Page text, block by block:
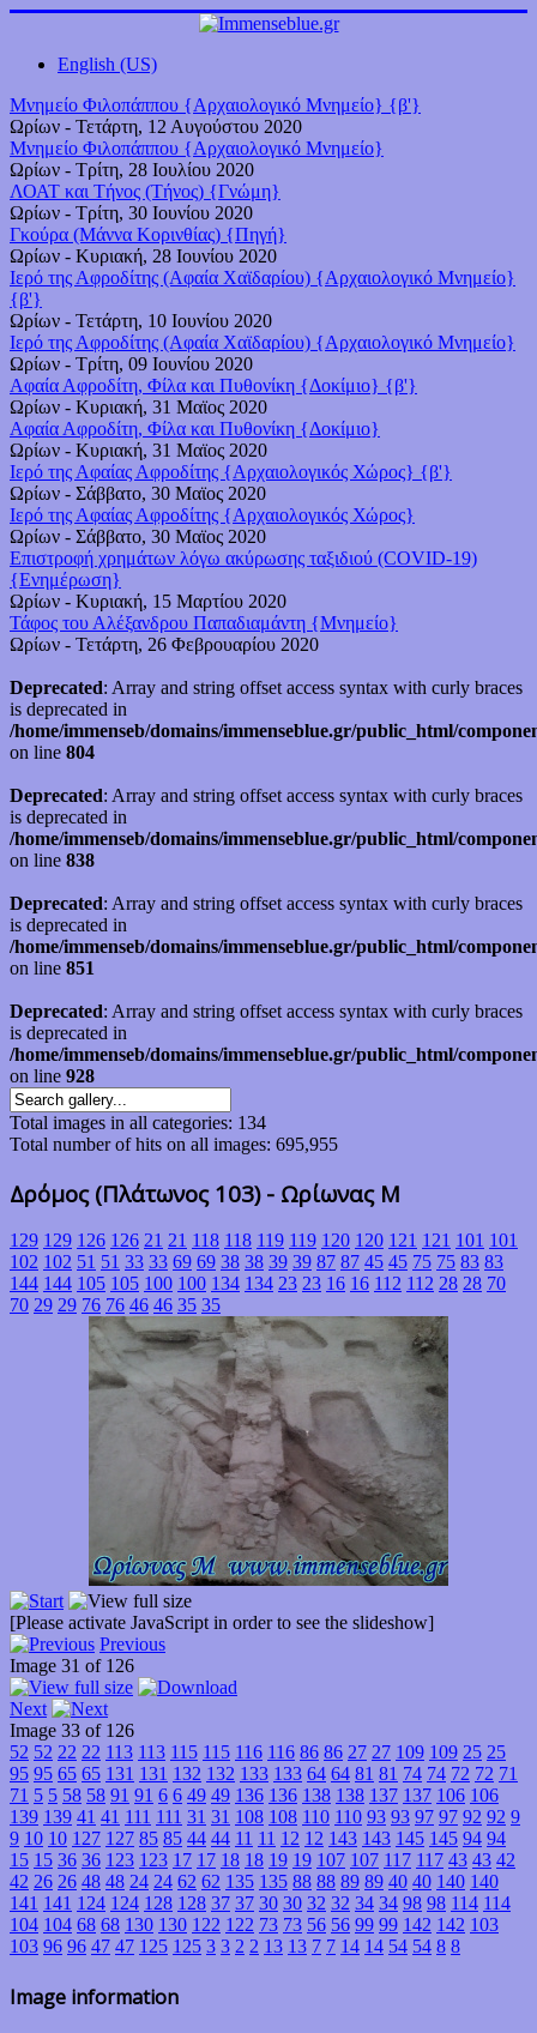
English (US)
Μνημείο Φιλοπάππου {Αρχαιολογικό Μνημείο} {β'}
Ωρίων - Τετάρτη, 12 Αυγούστου 2020
Μνημείο Φιλοπάππου {Αρχαιολογικό Μνημείο}
Ωρίων - Τρίτη, 28 Ιουλίου 2020
ΛΟΑΤ και Τήνος (Τήνος) {Γνώμη}
Ωρίων - Τρίτη, 30 Ιουνίου 2020
Γκούρα (Μάννα Κορινθίας) {Πηγή}
Ωρίων - Κυριακή, 28 Ιουνίου 2020
Ιερό της Αφροδίτης (Αφαία Χαϊδαρίου) {Αρχαιολογικό Μνημείο}
{β'}
Ωρίων - Τετάρτη, 10 Ιουνίου 2020
Ιερό της Αφροδίτης (Αφαία Χαϊδαρίου) {Αρχαιολογικό Μνημείο}
Ωρίων - Τρίτη, 09 Ιουνίου 2020
Αφαία Αφροδίτη, Φίλα και Πυθονίκη {Δοκίμιο} {β'}
Ωρίων - Κυριακή, 31 Μαϊος 2020
Αφαία Αφροδίτη, Φίλα και Πυθονίκη {Δοκίμιο}
Ωρίων - Κυριακή, 31 Μαϊος 2020
Ιερό της Αφαίας Αφροδίτης {Αρχαιολογικός Χώρος} {β'}
Ωρίων - Σάββατο, 30 Μαϊος 2020
Ιερό της Αφαίας Αφροδίτης {Αρχαιολογικός Χώρος}
Ωρίων - Σάββατο, 30 Μαϊος 2020
Επιστροφή χρημάτων λόγω ακύρωσης ταξιδιού (COVID-19)
{Ενημέρωση}
Ωρίων - Κυριακή, 15 Μαρτίου 2020
Τάφος του Αλέξανδρου Παπαδιαμάντη {Μνημείο}
Ωρίων - Τετάρτη, 26 Φεβρουαρίου 2020
Deprecated: Array and string offset access syntax with curly braces
is deprecated in
/home/immenseb/domains/immenseblue.gr/public_html/
on line 804
Deprecated: Array and string offset access syntax with curly braces
is deprecated in
/home/immenseb/domains/immenseblue.gr/public_html/
on line 838
Deprecated: Array and string offset access syntax with curly braces
is deprecated in
/home/immenseb/domains/immenseblue.gr/public_html/
on line 851
Deprecated: Array and string offset access syntax with curly braces
is deprecated in
/home/immenseb/domains/immenseblue.gr/public_html/
on line 928
Total images in all categories: 134
Total number of hits on all images: 695,955
Δρόμος (Πλάτωνος 103) - Ωρίωνας Μ
129 129 126 126 21 21 118 118 119 119 120 120 121 121 101 101
102 102 51 51 33 33 69 69 38 38 39 39 87 87 45 45 75 75 83 83
144 144 105 105 100 100 134 134 23 23 16 16 112 112 28 28 70
70 29 29 76 76 46 46 35 35
[Please activate JavaScript in order to see the slideshow]
Previous
Image 31 of 126
Next
Image 33 of 126
52 52 22 22 113 113 115 115 116 116 86 86 27 27 109 109 25 25
95 95 65 65 131 131 132 132 133 133 64 64 81 81 74 74 72 72 71
71 5 5 58 58 91 91 6 6 49 49 136 136 138 138 137 137 106 106
139 139 41 41 111 111 31 31 108 108 110 110 93 93 97 97 92 92 9
9 10 10 127 127 85 85 44 44 11 11 12 12 143 143 145 145 94 94
15 15 36 36 123 123 17 17 18 18 19 19 107 107 117 117 43 43 42
42 26 26 48 48 24 24 62 62 135 135 88 88 89 89 40 40 140 140
141 141 124 124 128 128 37 37 30 30 32 32 34 34 98 98 114 114
104 104 68 68 130 130 122 122 73 73 56 56 99 99 142 142 103
103 96 96 47 47 125 125 3 3 2 2 13 13 7 7 14 14 54 54 8 8
Image information